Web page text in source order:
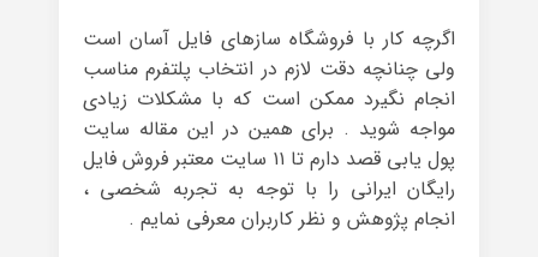
اگرچه کار با فروشگاه سازهای فایل آسان است
ولی چنانچه دقت لازم در انتخاب پلتفرم مناسب
انجام نگیرد ممکن است که با مشکلات زیادی
مواجه شوید . برای همین در این مقاله سایت
پول یابی قصد دارم تا ۱۱ سایت معتبر فروش فایل
رایگان ایرانی را با توجه به تجربه شخصی ،
انجام پژوهش و نظر کاربران معرفی نمایم .